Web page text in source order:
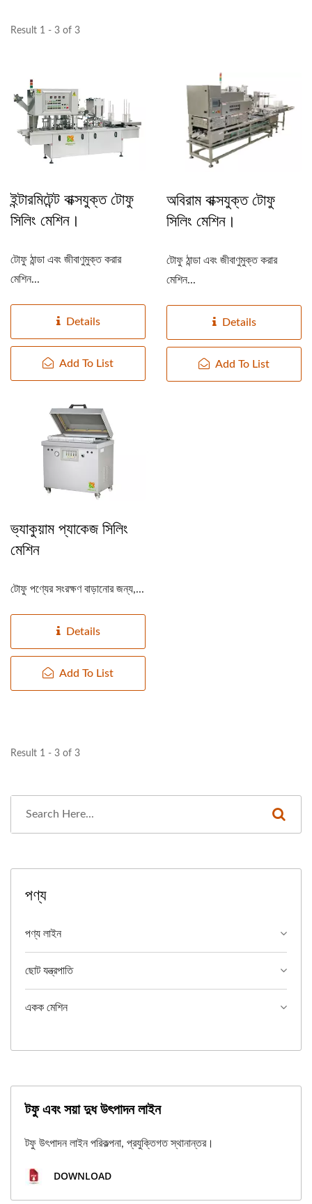
Result 1 - 3 of 3
ইন্টারমিটেন্ট বাক্সযুক্ত টোফু
সিলিং মেশিন।
টোফু ঠান্ডা এবং জীবাণুমুক্ত করার
মেশিন...
Details
Add To List
অবিরাম বাক্সযুক্ত টোফু
সিলিং মেশিন।
টোফু ঠান্ডা এবং জীবাণুমুক্ত করার
মেশিন...
Details
Add To List
ভ্যাকুয়াম প্যাকেজ সিলিং
মেশিন
টোফু পণ্যের সংরক্ষণ বাড়ানোর জন্য,...
Details
Add To List
Result 1 - 3 of 3
পণ্য
পণ্য লাইন
ছোট যন্ত্রপাতি
একক মেশিন
টফু এবং সয়া দুধ উৎপাদন লাইন
টফু উৎপাদন লাইন পরিকল্পনা, প্রযুক্তিগত স্থানান্তর।
DOWNLOAD